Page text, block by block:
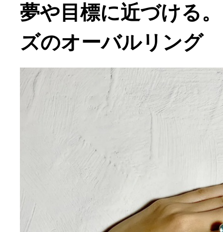
夢や目標に近づける
ズのオーバルリング